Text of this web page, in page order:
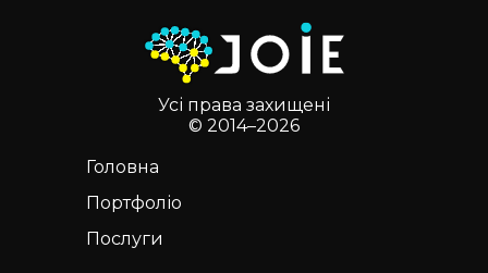
Усі права захищені
© 2014–2026
Головна
Портфоліо
Послуги